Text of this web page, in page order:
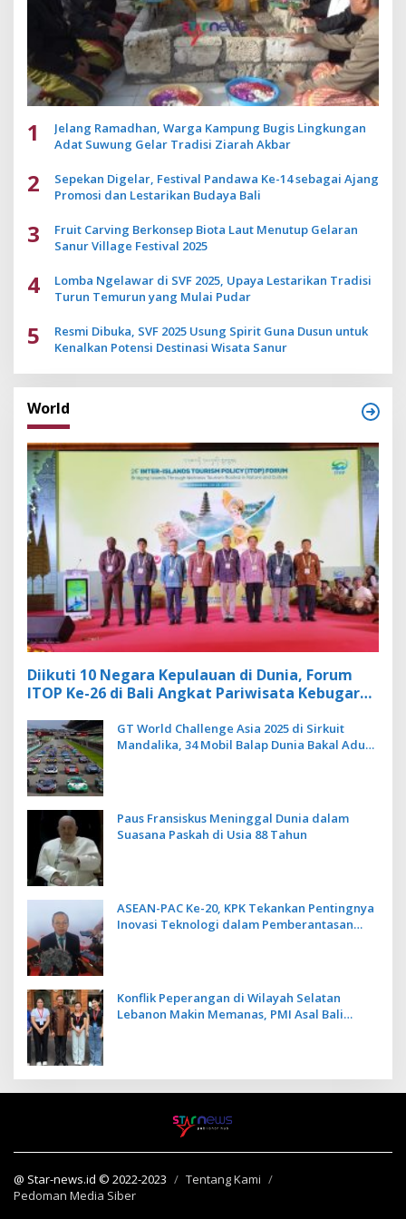
1
Jelang Ramadhan, Warga Kampung Bugis Lingkungan
Adat Suwung Gelar Tradisi Ziarah Akbar
2
Sepekan Digelar, Festival Pandawa Ke-14 sebagai Ajang
Promosi dan Lestarikan Budaya Bali
3
Fruit Carving Berkonsep Biota Laut Menutup Gelaran
Sanur Village Festival 2025
4
Lomba Ngelawar di SVF 2025, Upaya Lestarikan Tradisi
Turun Temurun yang Mulai Pudar
5
Resmi Dibuka, SVF 2025 Usung Spirit Guna Dusun untuk
Kenalkan Potensi Destinasi Wisata Sanur
World
Diikuti 10 Negara Kepulauan di Dunia, Forum
ITOP Ke-26 di Bali Angkat Pariwisata Kebugaran
GT World Challenge Asia 2025 di Sirkuit
Mandalika, 34 Mobil Balap Dunia Bakal Adu
Paus Fransiskus Meninggal Dunia dalam
Suasana Paskah di Usia 88 Tahun
ASEAN-PAC Ke-20, KPK Tekankan Pentingnya
Inovasi Teknologi dalam Pemberantasan
Konflik Peperangan di Wilayah Selatan
Lebanon Makin Memanas, PMI Asal Bali
@ Star-news.id © 2022-2023
Tentang Kami
Pedoman Media Siber